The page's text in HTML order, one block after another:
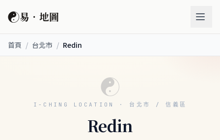
☯易．地圖
首頁 / 台北市 / Redin
☯
I-CHING LOCATION · 台北市 / 信義區
Redin